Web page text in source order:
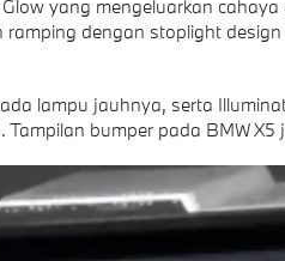
yang mengeluarkan
ramping dengan stoplight
lampu jauhnya, serta
Tampilan bumper pada BMW